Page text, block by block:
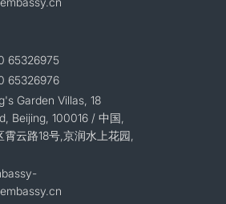
65326975
65326976
Garden Villas, 18
Beijing, 100016 / 中国,
霄云路18号,京润水上花园,